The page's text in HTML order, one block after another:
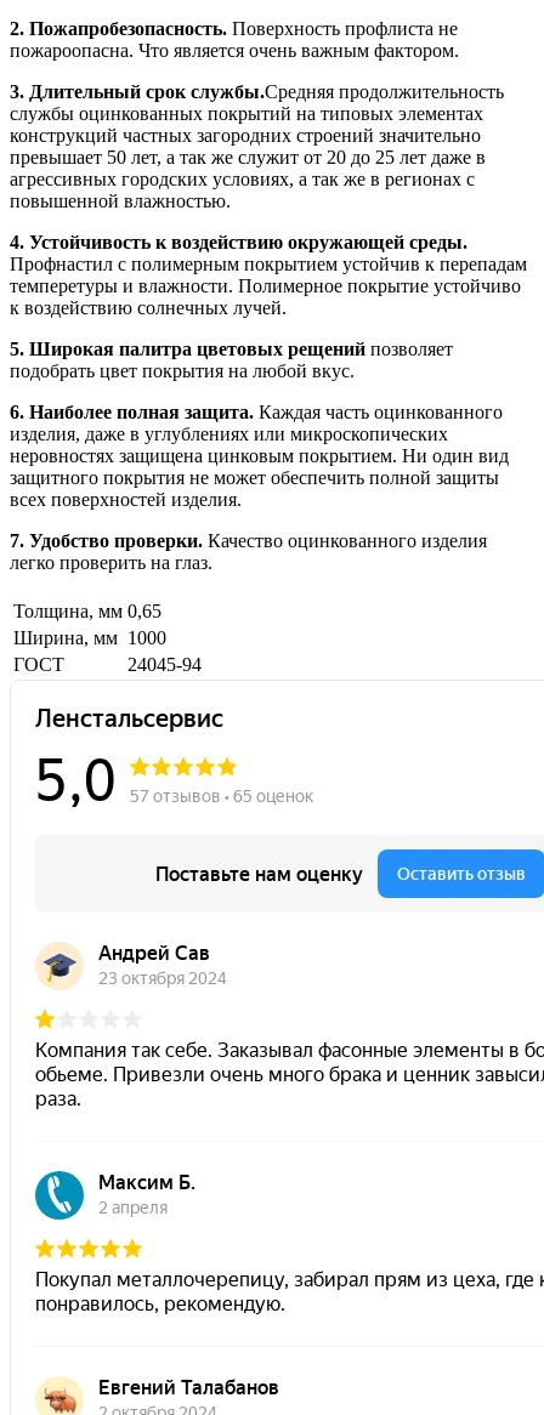
2. Пожапробезопасность. Поверхность профлиста не
пожароопасна. Что является очень важным фактором.
3. Длительный срок службы.Средняя продолжительность
службы оцинкованных покрытий на типовых элементах
конструкций частных загородних строений значительно
превышает 50 лет, а так же служит от 20 до 25 лет даже в
агрессивных городских условиях, а так же в регионах с
повышенной влажностью.
4. Устойчивость к воздействию окружающей среды.
Профнастил с полимерным покрытием устойчив к перепадам
темперетуры и влажности. Полимерное покрытие устойчиво
к воздействию солнечных лучей.
5. Широкая палитра цветовых рещений позволяет
подобрать цвет покрытия на любой вкус.
6. Наиболее полная защита. Каждая часть оцинкованного
изделия, даже в углублениях или микроскопических
неровностях защищена цинковым покрытием. Ни один вид
защитного покрытия не может обеспечить полной защиты
всех поверхностей изделия.
7. Удобство проверки. Качество оцинкованного изделия
легко проверить на глаз.
Толщина, мм 0,65
Ширина, мм 1000
ГОСТ
24045-94